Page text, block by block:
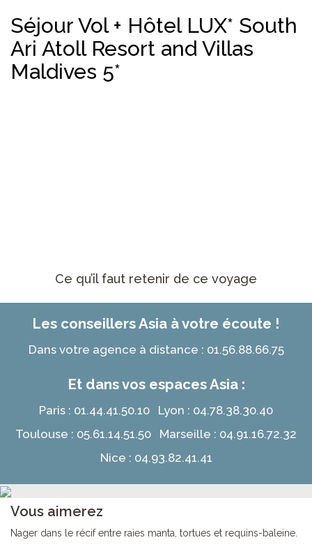
Séjour Vol + Hôtel LUX* South
Ari Atoll Resort and Villas
Maldives 5*
Ce qu’il faut retenir de ce voyage
Les conseillers Asia à votre écoute !
Dans votre agence à distance : 01.56.88.66.75
Et dans vos espaces Asia :
Paris : 01.44.41.50.10 Lyon : 04.78.38.30.40
Toulouse : 05.61.14.51.50 Marseille : 04.91.16.72.32
Nice : 04.93.82.41.41
Vous aimerez
Nager dans le récif entre raies manta, tortues et requins-baleine.